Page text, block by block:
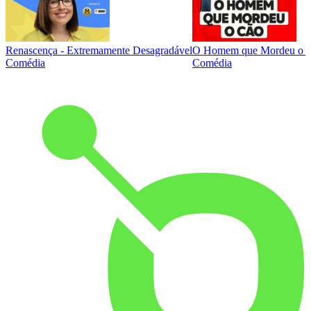
Renascença - Extremamente Desagradável
Comédia
O Homem que Mordeu o
Comédia